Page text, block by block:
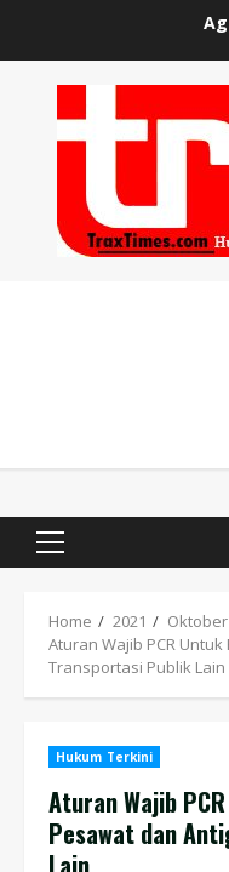
Primary
Home 2021
Oktober
Aturan Wajib PCR
Transportasi Publik Lain
Hukum Terkini
Aturan Wajib
Pesawat dan
Lain